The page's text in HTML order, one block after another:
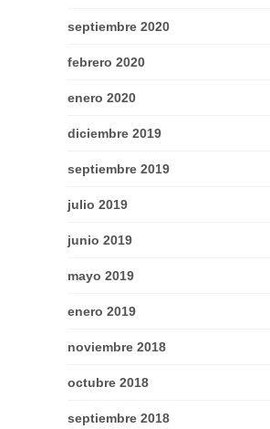
septiembre 2020
febrero 2020
enero 2020
diciembre 2019
septiembre 2019
julio 2019
junio 2019
mayo 2019
enero 2019
noviembre 2018
octubre 2018
septiembre 2018